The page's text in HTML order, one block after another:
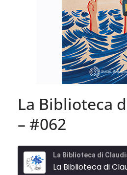
La Biblioteca
– #062
La Biblioteca di
La Biblioteca di